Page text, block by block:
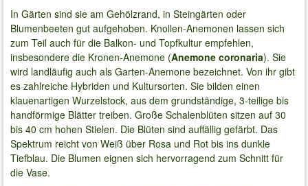
In Gärten sind sie am Gehölzrand, in Steingärten oder
Blumenbeeten gut aufgehoben. Knollen-Anemonen lassen sich
zum Teil auch für die Balkon- und Topfkultur empfehlen,
insbesondere die Kronen-Anemone (Anemone coronaria). Sie
wird landläufig auch als Garten-Anemone bezeichnet. Von ihr gibt
es zahlreiche Hybriden und Kultursorten. Sie bilden einen
klauenartigen Wurzelstock, aus dem grundständige, 3-teilige bis
handförmige Blätter treiben. Große Schalenblüten sitzen auf 30
bis 40 cm hohen Stielen. Die Blüten sind auffällig gefärbt. Das
Spektrum reicht von Weiß über Rosa und Rot bis ins dunkle
Tiefblau. Die Blumen eignen sich hervorragend zum Schnitt für
die Vase.